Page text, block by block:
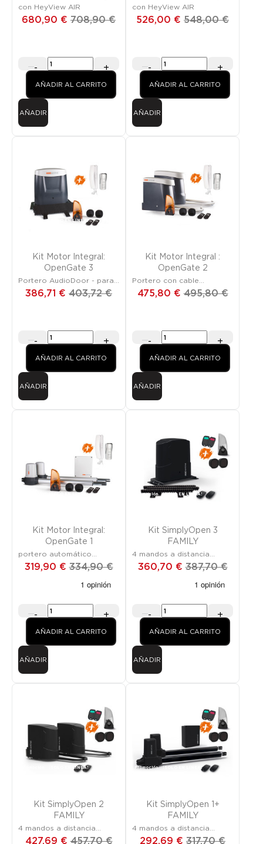
con HeyView AIR
680,90 € 708,90 €
- +
AÑADIR AL CARRITO
AÑADIR
con HeyView AIR
526,00 € 548,00 €
- +
AÑADIR AL CARRITO
AÑADIR
¡SOLO EN LÍNEA!
Promoción
Kit Motor Integral:
OpenGate 3
Portero AudioDoor - para
cancela
386,71 € 403,72 €
- +
AÑADIR AL CARRITO
AÑADIR
¡SOLO EN LÍNEA!
Kit Motor Integral :
OpenGate 2
Portero con cable
AudioDoor
475,80 € 495,80 €
- +
AÑADIR AL CARRITO
AÑADIR
¡SOLO EN LÍNEA!
Kit Motor Integral:
OpenGate 1
portero automático
AudioDoor – para cancela
319,90 € 334,90 €
- +
AÑADIR AL CARRITO
AÑADIR
¡SOLO EN LÍNEA!
Promoción
Kit SimplyOpen 3
FAMILY
4 mandos a distancia
incluidos
360,70 € 387,70 €
- +
AÑADIR AL CARRITO
AÑADIR
¡SOLO EN LÍNEA!
Kit SimplyOpen 2
FAMILY
4 mandos a distancia
427,69 € 457,70 €
¡SOLO EN LÍNEA!
Promoción
Kit SimplyOpen 1+
FAMILY
4 mandos a distancia
292,69 € 317,70 €